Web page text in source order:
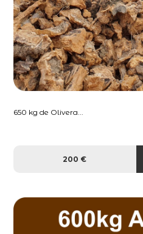
650 kg de Olivera...
200 €